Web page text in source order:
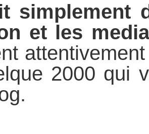
simplement
et les
2000 qui